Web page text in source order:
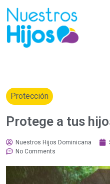
Protección
Protege a tus
Nuestros Hijos Dominicana
No Comments